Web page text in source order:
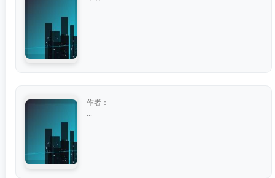
作者：